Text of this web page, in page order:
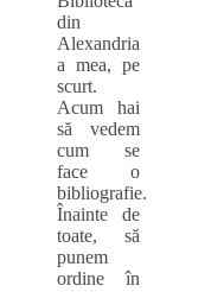
din
Alexandria
a mea, pe
scurt.
Acum hai
să vedem
cum se
face o
bibliografie.
Înainte de
toate, să
punem
ordine în